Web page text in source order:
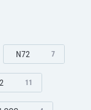
N72 7
11